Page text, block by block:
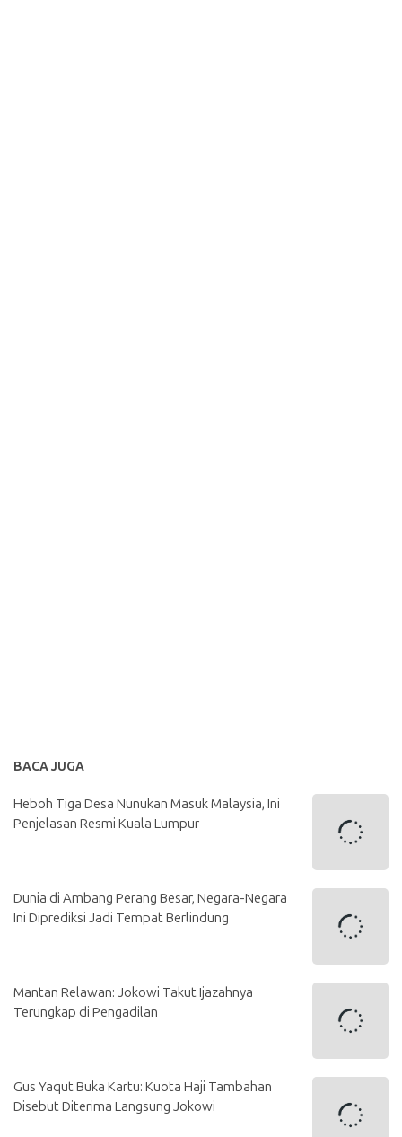
BACA JUGA
Heboh Tiga Desa Nunukan Masuk Malaysia, Ini
Penjelasan Resmi Kuala Lumpur
Dunia di Ambang Perang Besar, Negara-Negara
Ini Diprediksi Jadi Tempat Berlindung
Mantan Relawan: Jokowi Takut Ijazahnya
Terungkap di Pengadilan
Gus Yaqut Buka Kartu: Kuota Haji Tambahan
Disebut Diterima Langsung Jokowi